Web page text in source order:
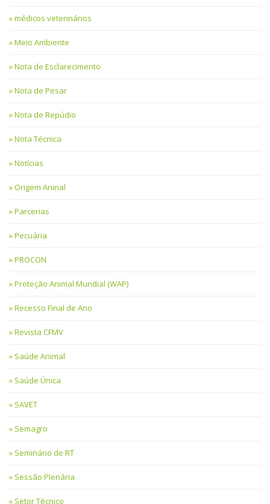
médicos veterinários
Meio Ambiente
Nota de Esclarecimento
Nota de Pesar
Nota de Repúdio
Nota Técnica
Notícias
Origem Aninal
Parcerias
Pecuária
PROCON
Proteção Animal Mundial (WAP)
Recesso Final de Ano
Revista CFMV
Saúde Animal
Saúde Única
SAVET
Semagro
Seminário de RT
Sessão Plenária
Setor Técnico